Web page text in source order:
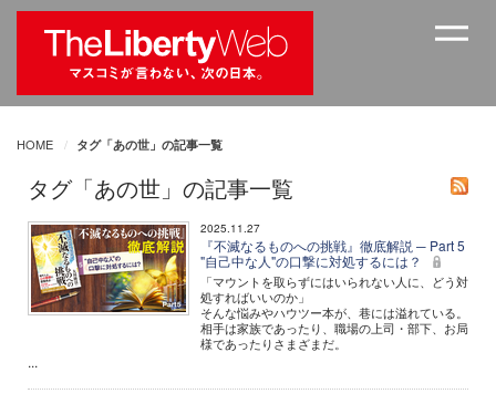
HOME タグ「あの世」の記事一覧
タグ「あの世」の記事一覧
2025.11.27
『不滅なるものへの挑戦』徹底解説 ─ Part 5
"自己中な人"の口撃に対処するには？
「マウントを取らずにはいられない人に、どう対
処すればいいのか」
そんな悩みやハウツー本が、巷には溢れている。
相手は家族であったり、職場の上司・部下、お局
様であったりさまざまだ。
...